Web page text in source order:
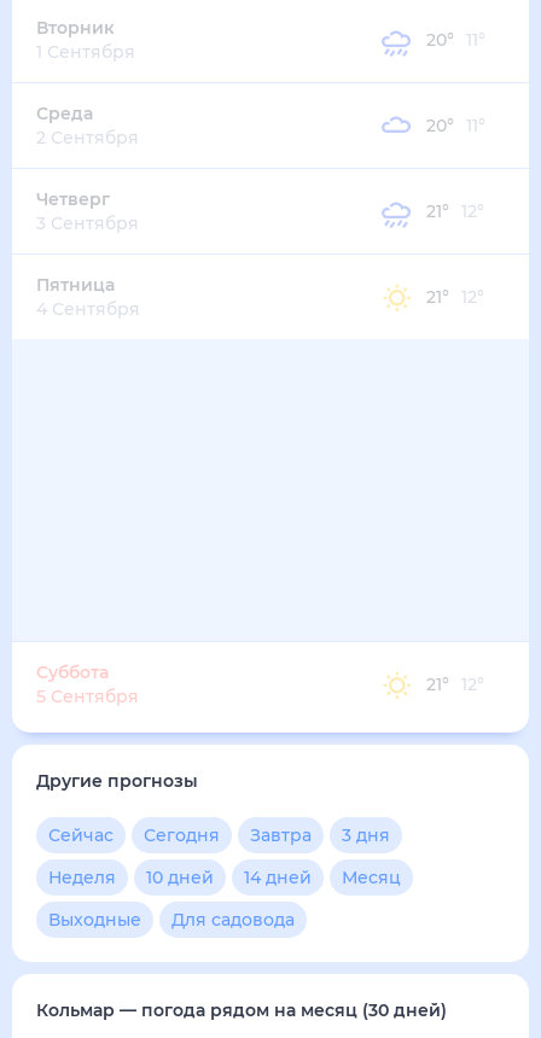
Вторник
1 Сентября
20° 11°
Среда
2 Сентября
20° 11°
Четверг
3 Сентября
21° 12°
Пятница
4 Сентября
21° 12°
Суббота
5 Сентября
21° 12°
Другие прогнозы
Сейчас Сегодня Завтра
3 дня
Неделя
10 дней 14 дней
Месяц
Выходные
Для садовода
Кольмар — погода рядом на месяц (30 дней)